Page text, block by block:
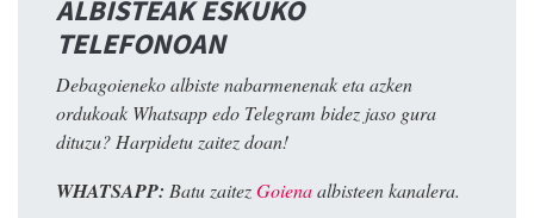
ALBISTEAK ESKUKO
TELEFONOAN
Debagoieneko albiste nabarmenenak eta azken
ordukoak Whatsapp edo Telegram bidez jaso gura
dituzu? Harpidetu zaitez doan!
WHATSAPP: Batu zaitezGoienaalbisteen kanalera.